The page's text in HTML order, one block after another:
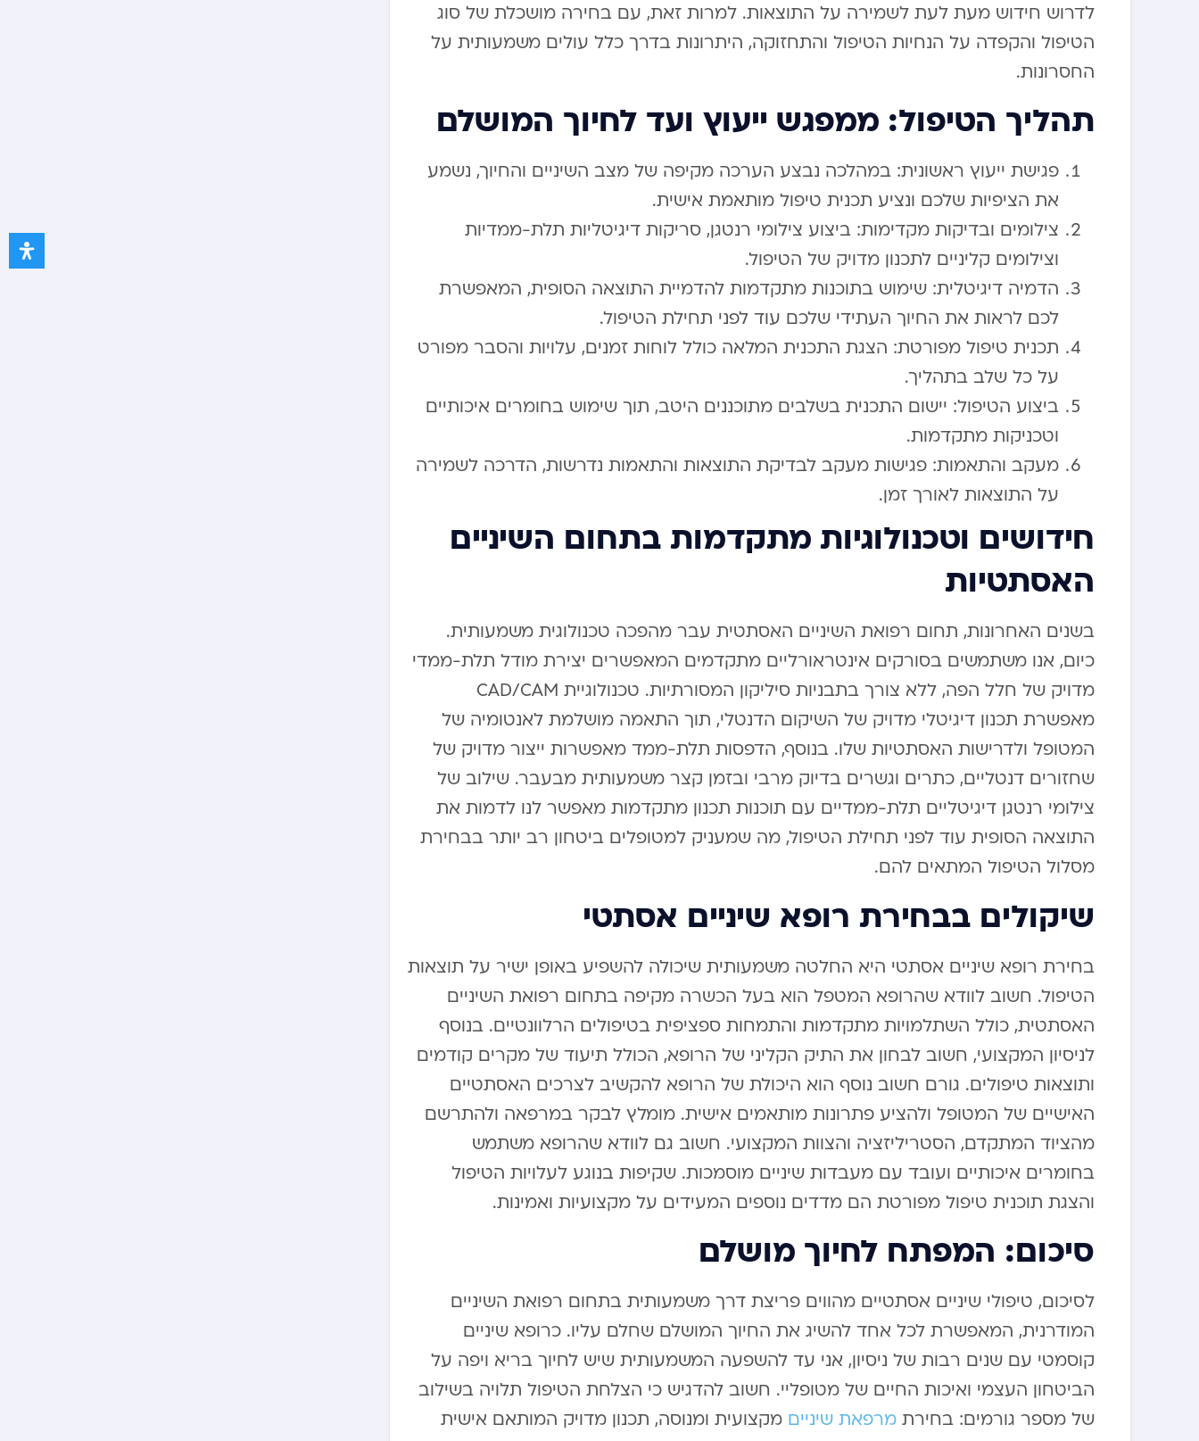
לדרוש חידוש מעת לעת לשמירה על התוצאות. למרות זאת, עם בחירה מושכלת של סוג
הטיפול והקפדה על הנחיות הטיפול והתחזוקה, היתרונות בדרך כלל עולים משמעותית על
החסרונות.
תהליך הטיפול: ממפגש ייעוץ ועד לחיוך המושלם
פגישת ייעוץ ראשונית: במהלכה נבצע הערכה מקיפה של מצב השיניים והחיוך, נשמע
את הציפיות שלכם ונציע תכנית טיפול מותאמת אישית.
צילומים ובדיקות מקדימות: ביצוע צילומי רנטגן, סריקות דיגיטליות תלת-ממדיות
וצילומים קליניים לתכנון מדויק של הטיפול.
הדמיה דיגיטלית: שימוש בתוכנות מתקדמות להדמיית התוצאה הסופית, המאפשרת
לכם לראות את החיוך העתידי שלכם עוד לפני תחילת הטיפול.
תכנית טיפול מפורטת: הצגת התכנית המלאה כולל לוחות זמנים, עלויות והסבר מפורט
על כל שלב בתהליך.
ביצוע הטיפול: יישום התכנית בשלבים מתוכננים היטב, תוך שימוש בחומרים איכותיים
וטכניקות מתקדמות.
מעקב והתאמות: פגישות מעקב לבדיקת התוצאות והתאמות נדרשות, הדרכה לשמירה
על התוצאות לאורך זמן.
חידושים וטכנולוגיות מתקדמות בתחום השיניים
האסתטיות
בשנים האחרונות, תחום רפואת השיניים האסתטית עבר מהפכה טכנולוגית משמעותית.
כיום, אנו משתמשים בסורקים אינטראורליים מתקדמים המאפשרים יצירת מודל תלת-ממדי
מדויק של חלל הפה, ללא צורך בתבניות סיליקון המסורתיות. טכנולוגיית CAD/CAM
מאפשרת תכנון דיגיטלי מדויק של השיקום הדנטלי, תוך התאמה מושלמת לאנטומיה של
המטופל ולדרישות האסתטיות שלו. בנוסף, הדפסות תלת-ממד מאפשרות ייצור מדויק של
שחזורים דנטליים, כתרים וגשרים בדיוק מרבי ובזמן קצר משמעותית מבעבר. שילוב של
צילומי רנטגן דיגיטליים תלת-ממדיים עם תוכנות תכנון מתקדמות מאפשר לנו לדמות את
התוצאה הסופית עוד לפני תחילת הטיפול, מה שמעניק למטופלים ביטחון רב יותר בבחירת
מסלול הטיפול המתאים להם.
שיקולים בבחירת רופא שיניים אסתטי
בחירת רופא שיניים אסתטי היא החלטה משמעותית שיכולה להשפיע באופן ישיר על תוצאות
הטיפול. חשוב לוודא שהרופא המטפל הוא בעל הכשרה מקיפה בתחום רפואת השיניים
האסתטית, כולל השתלמויות מתקדמות והתמחות ספציפית בטיפולים הרלוונטיים. בנוסף
לניסיון המקצועי, חשוב לבחון את התיק הקליני של הרופא, הכולל תיעוד של מקרים קודמים
ותוצאות טיפולים. גורם חשוב נוסף הוא היכולת של הרופא להקשיב לצרכים האסתטיים
האישיים של המטופל ולהציע פתרונות מותאמים אישית. מומלץ לבקר במרפאה ולהתרשם
מהציוד המתקדם, הסטריליזציה והצוות המקצועי. חשוב גם לוודא שהרופא משתמש
בחומרים איכותיים ועובד עם מעבדות שיניים מוסמכות. שקיפות בנוגע לעלויות הטיפול
והצגת תוכנית טיפול מפורטת הם מדדים נוספים המעידים על מקצועיות ואמינות.
סיכום: המפתח לחיוך מושלם
לסיכום, טיפולי שיניים אסתטיים מהווים פריצת דרך משמעותית בתחום רפואת השיניים
המודרנית, המאפשרת לכל אחד להשיג את החיוך המושלם שחלם עליו. כרופא שיניים
קוסמטי עם שנים רבות של ניסיון, אני עד להשפעה המשמעותית שיש לחיוך בריא ויפה על
הביטחון העצמי ואיכות החיים של מטופליי. חשוב להדגיש כי הצלחת הטיפול תלויה בשילוב
של מספר גורמים: בחירת מרפאת שיניים מקצועית ומנוסה, תכנון מדויק המותאם אישית